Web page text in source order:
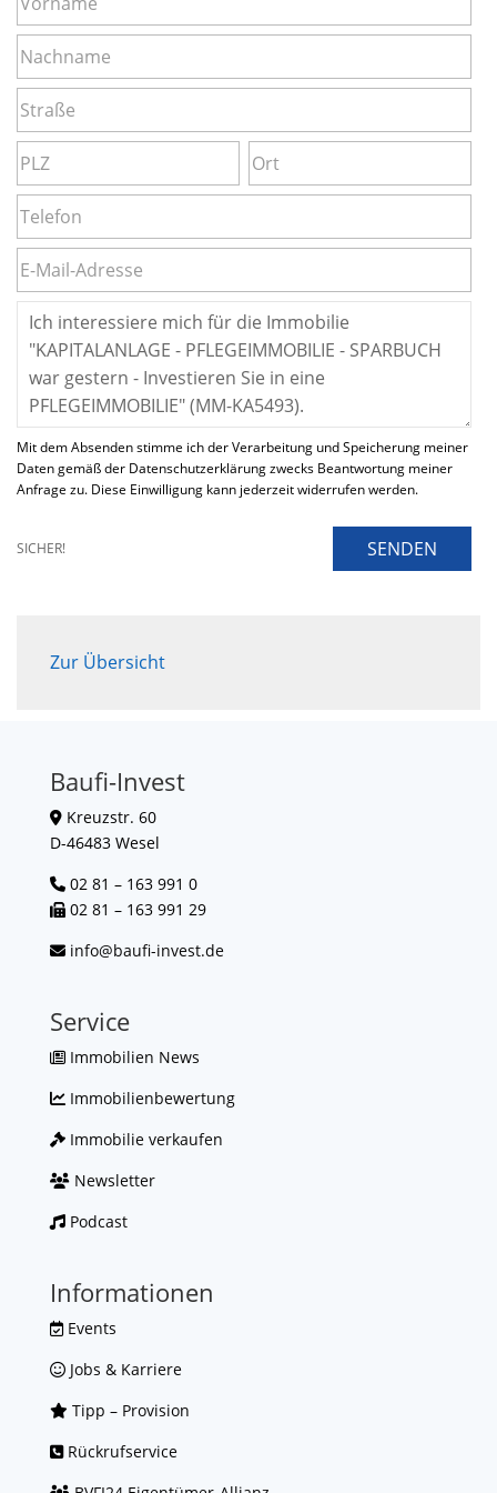
Mit dem Absenden stimme ich der Verarbeitung und Speicherung meiner
Daten gemäß der Datenschutzerklärung zwecks Beantwortung meiner
Anfrage zu. Diese Einwilligung kann jederzeit widerrufen werden.
SICHER! SENDEN
Zur Übersicht
Baufi-Invest
Kreuzstr. 60
D-46483 Wesel
02 81 – 163 991 0
02 81 – 163 991 29
info@baufi-invest.de
Service
Immobilien News
Immobilienbewertung
Immobilie verkaufen
Newsletter
Podcast
Informationen
Events
Jobs & Karriere
Tipp – Provision
Rückrufservice